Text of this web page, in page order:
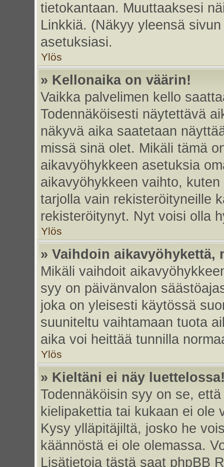
tietokantaan. Muuttaaksesi
Linkkiä. (Näkyy yleensä
asetuksiasi.
Ylös
» Kellonaika on väärin!
Vaikka palvelimen kello
Todennäköisesti näytettävä
näkyvä aika saatetaan
missä sinä olet. Mikäli tämä
aikavyöhykkeen asetuksia
aikavyöhykkeen vaihto,
tarjolla vain rekisteröityneille
rekisteröitynyt. Nyt voisi olla
Ylös
» Vaihdoin
Mikäli vaihdoit
syy on päivänvalon
joka on yleisesti käytössä
suuniteltu vaihtamaan tuota
aika voi heittää tunnilla
Ylös
» Kieltäni ei näy
Todennäköisin syy on se,
kielipakettia tai kukaan ei ole
Kysy ylläpitäjiltä, josko he
käännöstä ei ole olemassa.
Lisätietoja tästä saat phpBB